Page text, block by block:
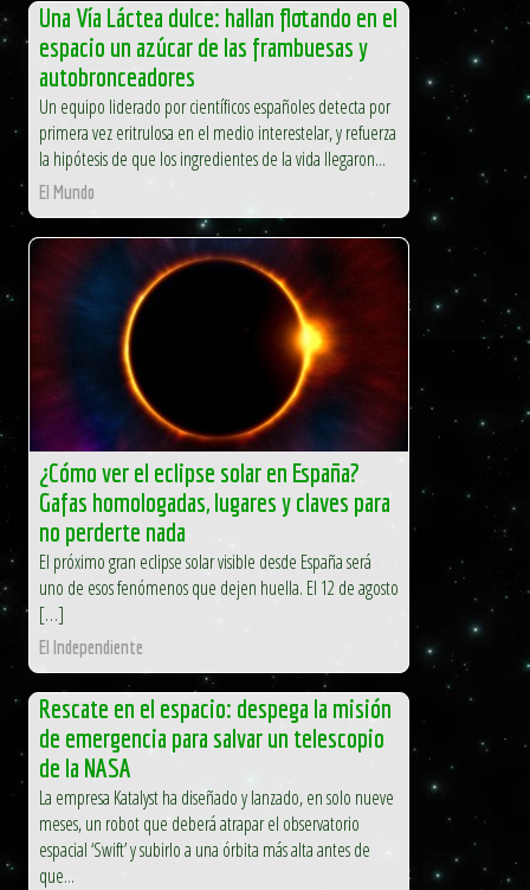
Una Vía Láctea dulce: hallan flotando en el
espacio un azúcar de las frambuesas y
autobronceadores
Un equipo liderado por científicos españoles detecta por
primera vez eritrulosa en el medio interestelar, y refuerza
la hipótesis de que los ingredientes de la vida llegaron...
El Mundo
¿Cómo ver el eclipse solar en España?
Gafas homologadas, lugares y claves para
no perderte nada
El próximo gran eclipse solar visible desde España será
uno de esos fenómenos que dejen huella. El 12 de agosto
[…]
El Independiente
Rescate en el espacio: despega la misión
de emergencia para salvar un telescopio
de la NASA
La empresa Katalyst ha diseñado y lanzado, en solo nueve
meses, un robot que deberá atrapar el observatorio
espacial ‘Swift’ y subirlo a una órbita más alta antes de
que...